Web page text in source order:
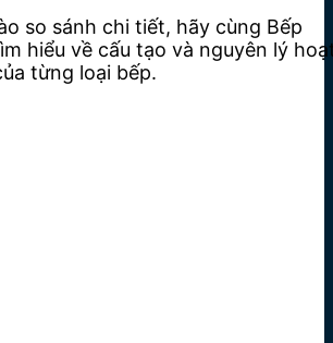
so sánh chi tiết, hãy cùng Bếp
hiểu về cấu tạo và nguyên lý
từng loại bếp.